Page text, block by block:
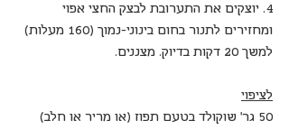
4. יוצקים את התערובת לבצק החצי אפוי
ומחזירים לתנור בחום בינוני-נמוך (160 מעלות)
למשך 20 דקות בדיוק. מצננים.
לציפוי
50 גר' שוקולד בטעם תפוז (או מריר או חלב)